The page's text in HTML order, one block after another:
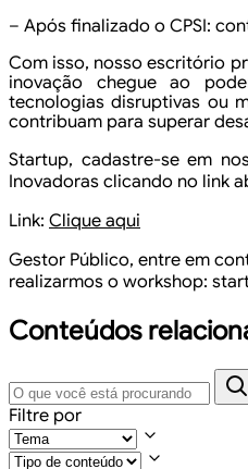
– Após finalizado o CPSI:
Com isso, nosso escritório
inovação chegue ao
tecnologias disruptivas ou
contribuam para superar
Startup, cadastre-se em
Inovadoras clicando no link
Link: Clique aqui
Gestor Público, entre em
realizarmos o workshop:
Conteúdos
Filtre por